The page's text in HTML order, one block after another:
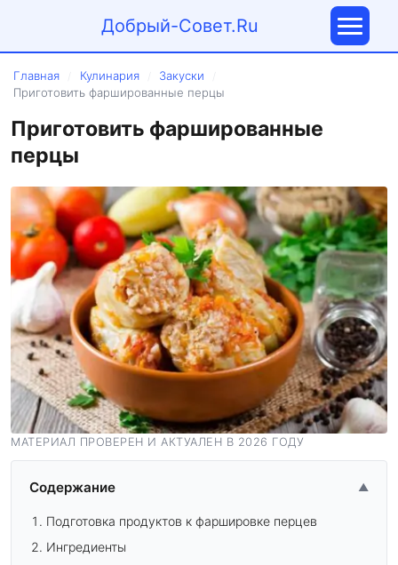
Добрый-Совет.Ru
Главная Кулинария Закуски
Приготовить фаршированные перцы
Приготовить фаршированные
перцы
МАТЕРИАЛ ПРОВЕРЕН И АКТУАЛЕН В 2026 ГОДУ
Содержание ▲
Подготовка продуктов к фаршировке перцев
Ингредиенты